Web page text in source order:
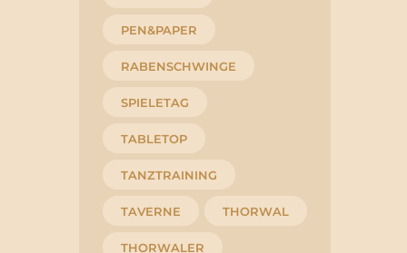
PEN&PAPER
RABENSCHWINGE
SPIELETAG
TABLETOP
TANZTRAINING
TAVERNE THORWAL
THORWALER